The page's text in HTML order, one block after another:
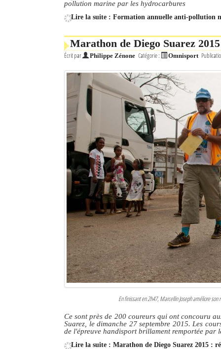
pollution marine par les hydrocarbures
Lire la suite : Formation annuelle anti-pollution
Marathon de Diego Suarez
Écrit par Philippe Zénone Catégorie : Omnisport
En finissant en 2h47, Marcellin Joseph améliore
Ce sont près de 200 coureurs qui ont concouru
Suarez, le dimanche 27 septembre 2015. Les
de l'épreuve handisport brillament remportée par
Lire la suite : Marathon de Diego Suarez 2015 :